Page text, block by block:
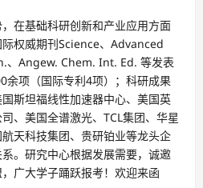
在基础科研创新和产业应用方面
权威期刊Science、Advanced
Angew. Chem. Int. Ed. 等发表
余项（国际专利4项）；科研成果
斯坦福线性加速器中心、美国英
、美国全谱激光、TCL集团、华星
天科技集团、贵研铂业等龙头企
。研究中心根据发展需要，诚邀
广大学子踊跃报考！欢迎来函